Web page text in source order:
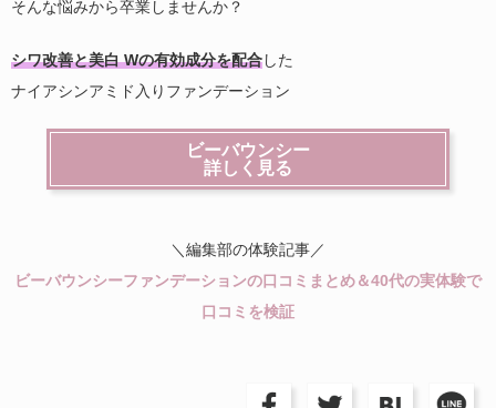
そんな悩みから卒業しませんか？
シワ改善と美白 Wの有効成分を配合した
ナイアシンアミド入りファンデーション
ビーバウンシー
詳しく見る
＼編集部の体験記事／
ビーバウンシーファンデーションの口コミまとめ＆40代の実体験で
口コミを検証